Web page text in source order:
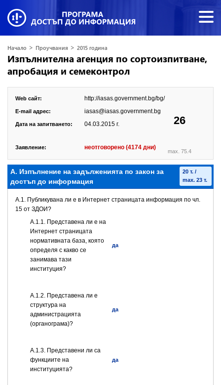
Начало > Проучвания > 2015 година
Изпълнителна агенция по сортоизпитване,
апробация и семеконтрол
26
max. 75.4
Web сайт: http://iasas.government.bg/bg/
E-mail адрес: iasas@iasas.government.bg
Дата на запитването: 04.03.2015 г.
Заявление: неотговорено (4174 дни)
А. Изпълнение на задълженията по закон за
достъп до информация
20 т. /
max. 23 т.
A.1. Публикувана ли е в Интернет страницата информация по чл.
15 от ЗДОИ?
A.1.1. Представена ли е на
Интернет страницата
нормативната база, която
определя с какво се
занимава тази
институция?
да
A.1.2. Представена ли е
структура на
администрацията
(органограма)?
да
А.1.3. Представени ли са
функциите на
институцията?
да